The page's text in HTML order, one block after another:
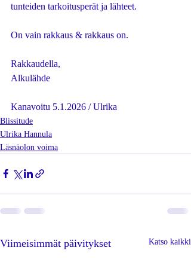
tunteiden tarkoitusperät ja lähteet.
On vain rakkaus & rakkaus on.
Rakkaudella,
Alkulähde
Kanavoitu 5.1.2026 / Ulrika
Blissitude
Ulrika Hannula
Läsnäolon voima
Viimeisimmät päivitykset Katso kaikki